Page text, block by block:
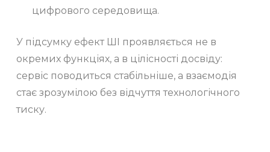
цифрового середовища.
У підсумку ефект ШІ проявляється не в
окремих функціях, а в цілісності досвіду:
сервіс поводиться стабільніше, а взаємодія
стає зрозумілою без відчуття технологічного
тиску.